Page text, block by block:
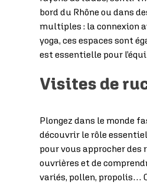
bord du Rhône ou dans
multiples : la connexion
yoga, ces espaces sont
est essentielle pour
Visites de
Plongez dans le monde
découvrir le rôle
pour vous approcher des
ouvrières et de
variés, pollen, propolis…